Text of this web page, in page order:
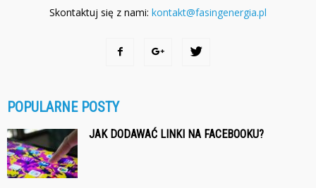
Skontaktuj się z nami: kontakt@fasingenergia.pl
POPULARNE POSTY
JAK DODAWAĆ LINKI NA FACEBOOKU?